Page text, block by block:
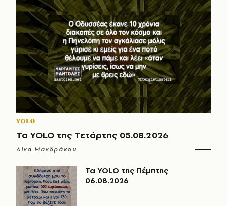
YOLO
Τα YOLO της Τετάρτης 05.08.2026
Λίνα Μανδράκου
Τα YOLO της Πέμπτης
06.08.2026